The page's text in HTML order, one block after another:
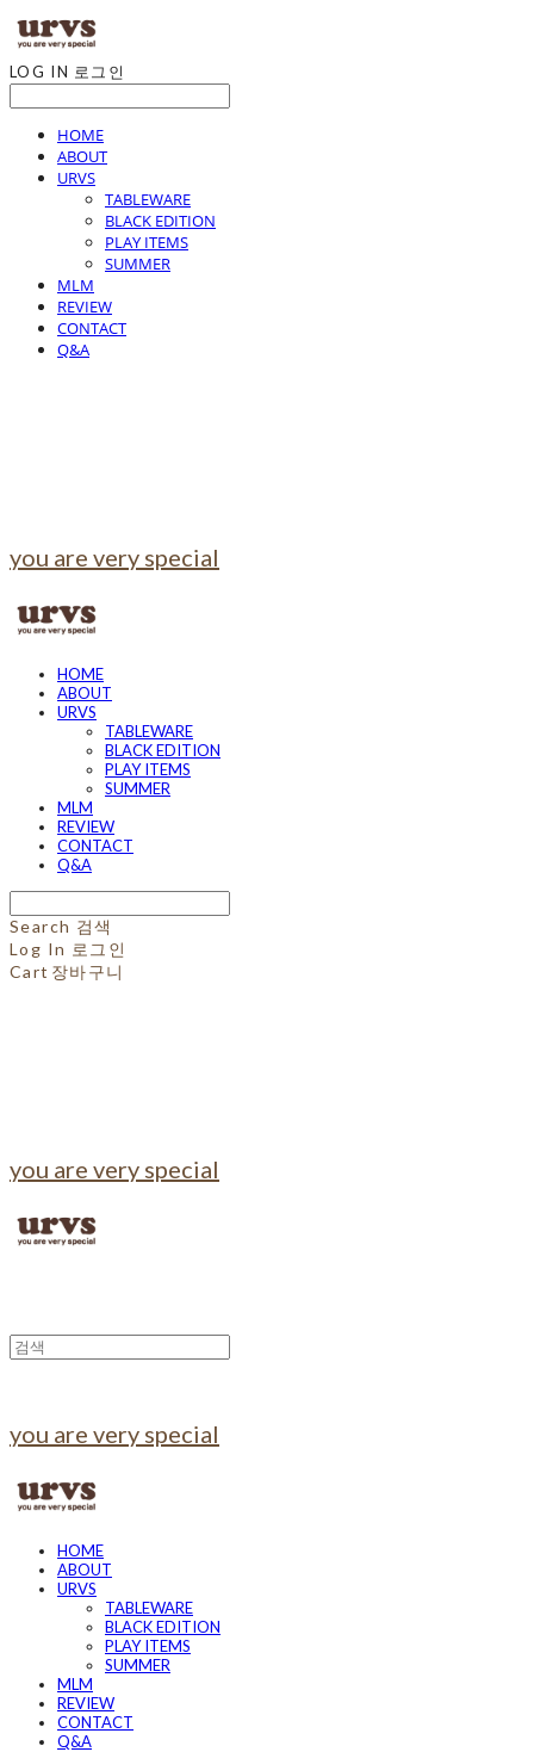
LOG IN 로그인
HOME
ABOUT
URVS
TABLEWARE
BLACK EDITION
PLAY ITEMS
SUMMER
MLM
REVIEW
CONTACT
Q&A
you are very special
HOME
ABOUT
URVS
TABLEWARE
BLACK EDITION
PLAY ITEMS
SUMMER
MLM
REVIEW
CONTACT
Q&A
Search 검색
Log In 로그인
Cart 장바구니
you are very special
you are very special
HOME
ABOUT
URVS
TABLEWARE
BLACK EDITION
PLAY ITEMS
SUMMER
MLM
REVIEW
CONTACT
Q&A